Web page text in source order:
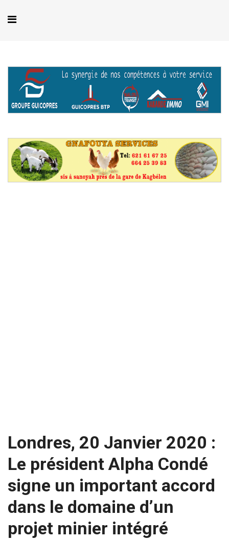
Londres, 20 Janvier 2020 :
Le président Alpha Condé
signe un important accord
dans le domaine d’un
projet minier intégré